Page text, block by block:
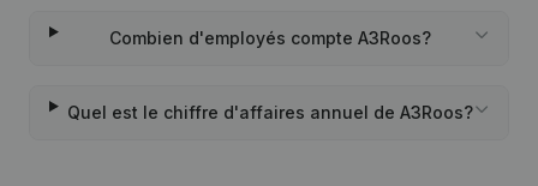
Combien d'employés compte A3Roos?
Quel est le chiffre d'affaires annuel de A3Roos?